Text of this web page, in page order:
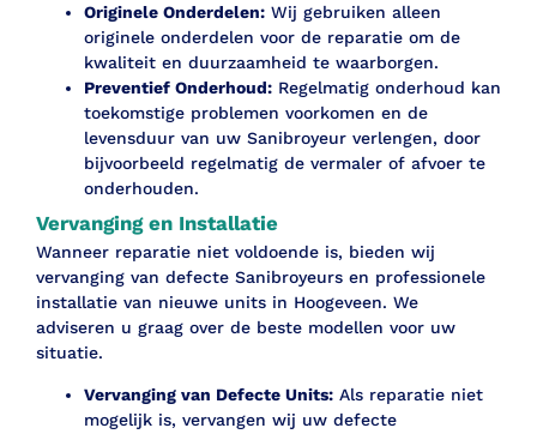
Originele Onderdelen: Wij gebruiken alleen
originele onderdelen voor de reparatie om de
kwaliteit en duurzaamheid te waarborgen.
Preventief Onderhoud: Regelmatig onderhoud kan
toekomstige problemen voorkomen en de
levensduur van uw Sanibroyeur verlengen, door
bijvoorbeeld regelmatig de vermaler of afvoer te
onderhouden.
Vervanging en Installatie
Wanneer reparatie niet voldoende is, bieden wij
vervanging van defecte Sanibroyeurs en professionele
installatie van nieuwe units in Hoogeveen. We
adviseren u graag over de beste modellen voor uw
situatie.
Vervanging van Defecte Units: Als reparatie niet
mogelijk is, vervangen wij uw defecte